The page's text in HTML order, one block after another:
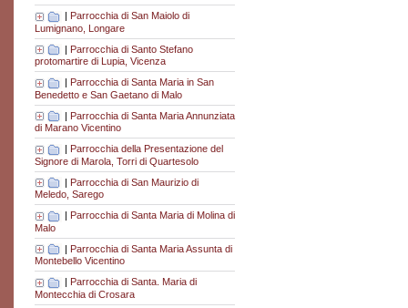
| Parrocchia di San Maiolo di
Lumignano, Longare
| Parrocchia di Santo Stefano
protomartire di Lupia, Vicenza
| Parrocchia di Santa Maria in San
Benedetto e San Gaetano di Malo
| Parrocchia di Santa Maria Annunziata
di Marano Vicentino
Parrocchia della Presentazione del
Signore di Marola, Torri di Quartesolo
| Parrocchia di San Maurizio di
Meledo, Sarego
Parrocchia di Santa Maria di Molina di
Malo
| Parrocchia di Santa Maria Assunta di
Montebello Vicentino
Parrocchia di Santa. Maria di
Montecchia di Crosara